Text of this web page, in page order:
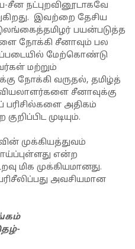
நட்புறவினூடாகவே
இவற்றை தேசிய
பயன்படுத்த
நோக்கி சீனாவும் பல
மேற்கொண்டு
மற்றும்
நோக்கி வருதல், தமிழ்த்
சீனாவுக்கு
அதிகம்
முடியும்.
முக்கியத்துவம்
என்ற
மிக முக்கியமானது.
அவசியமான